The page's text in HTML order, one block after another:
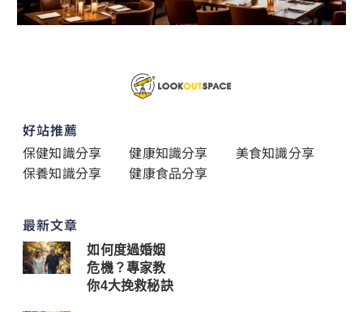
好站推薦
保健知識分享
健康知識分享
美食知識分享
保養知識分享
健康食品分享
最新文章
如何度過婚姻
危機？專家教
你4大挽救秘訣